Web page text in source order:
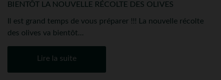
BIENTÔT LA NOUVELLE RÉCOLTE DES OLIVES
Il est grand temps de vous préparer !!! La nouvelle récolte
des olives va bientôt...
Lire la suite